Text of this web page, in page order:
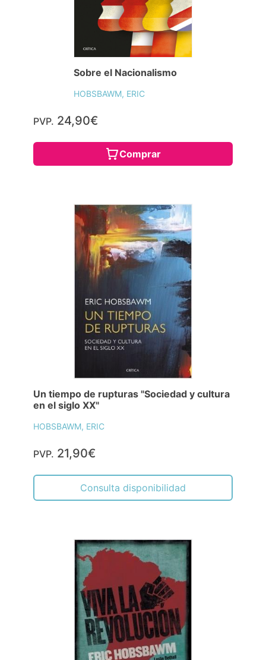
Sobre el Nacionalismo
HOBSBAWM, ERIC
PVP. 24,90€
Comprar
Un tiempo de rupturas "Sociedad y cultura
en el siglo XX"
HOBSBAWM, ERIC
PVP. 21,90€
Consulta disponibilidad